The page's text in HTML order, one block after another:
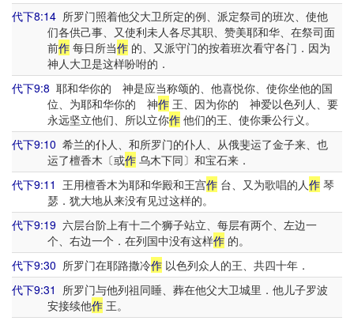
代下8:14 所罗门照着他父大卫所定的例、派定祭司的班次、使他
们各供己事、又使利未人各尽其职、赞美耶和华、在祭司面
前作每日所当作的、又派守门的按着班次看守各门．因为
神人大卫是这样吩咐的．
代下9:8 耶和华你的 神是应当称颂的、他喜悦你、使你坐他的国
位、为耶和华你的 神作王、因为你的 神爱以色列人、要
永远坚立他们、所以立你作他们的王、使你秉公行义。
代下9:10 希兰的仆人、和所罗门的仆人、从俄斐运了金子来、也
运了檀香木〔或作乌木下同〕和宝石来．
代下9:11 王用檀香木为耶和华殿和王宫作 台、又为歌唱的人作 琴
瑟．犹大地从来没有见过这样的。
代下9:19 六层台阶上有十二个狮子站立、每层有两个、左边一
个、右边一个．在列国中没有这样作的。
代下9:30 所罗门在耶路撒冷作 以色列众人的王、共四十年．
代下9:31 所罗门与他列祖同睡、葬在他父大卫城里．他儿子罗波
安接续他作王。